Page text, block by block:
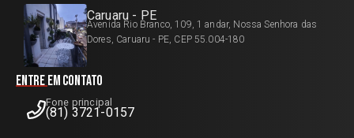
Caruaru - PE
Avenida Rio Branco, 109, 1 andar, Nossa Senhora das
Dores, Caruaru - PE, CEP 55.004-180
Entre em contato
Fone principal
(81) 3721-0157